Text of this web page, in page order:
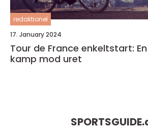
redaktionel
17. January 2024
Tour de France enkeltstart:
kamp mod uret
SPORTSGUIDE.